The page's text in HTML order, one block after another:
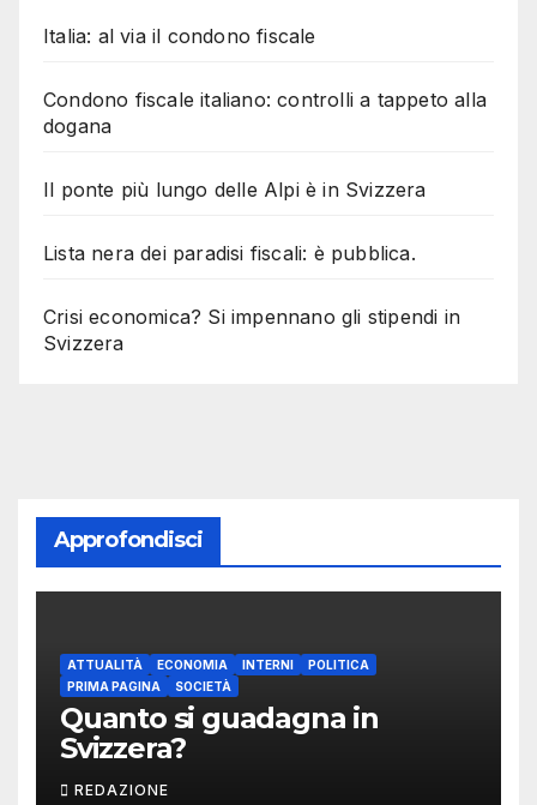
Italia: al via il condono fiscale
Condono fiscale italiano: controlli a tappeto alla
dogana
Il ponte più lungo delle Alpi è in Svizzera
Lista nera dei paradisi fiscali: è pubblica.
Crisi economica? Si impennano gli stipendi in
Svizzera
Approfondisci
ATTUALITÀ ECONOMIA INTERNI
POLITICA
PRIMA PAGINA
SOCIETÀ
Quanto si guadagna in
Svizzera?
REDAZIONE